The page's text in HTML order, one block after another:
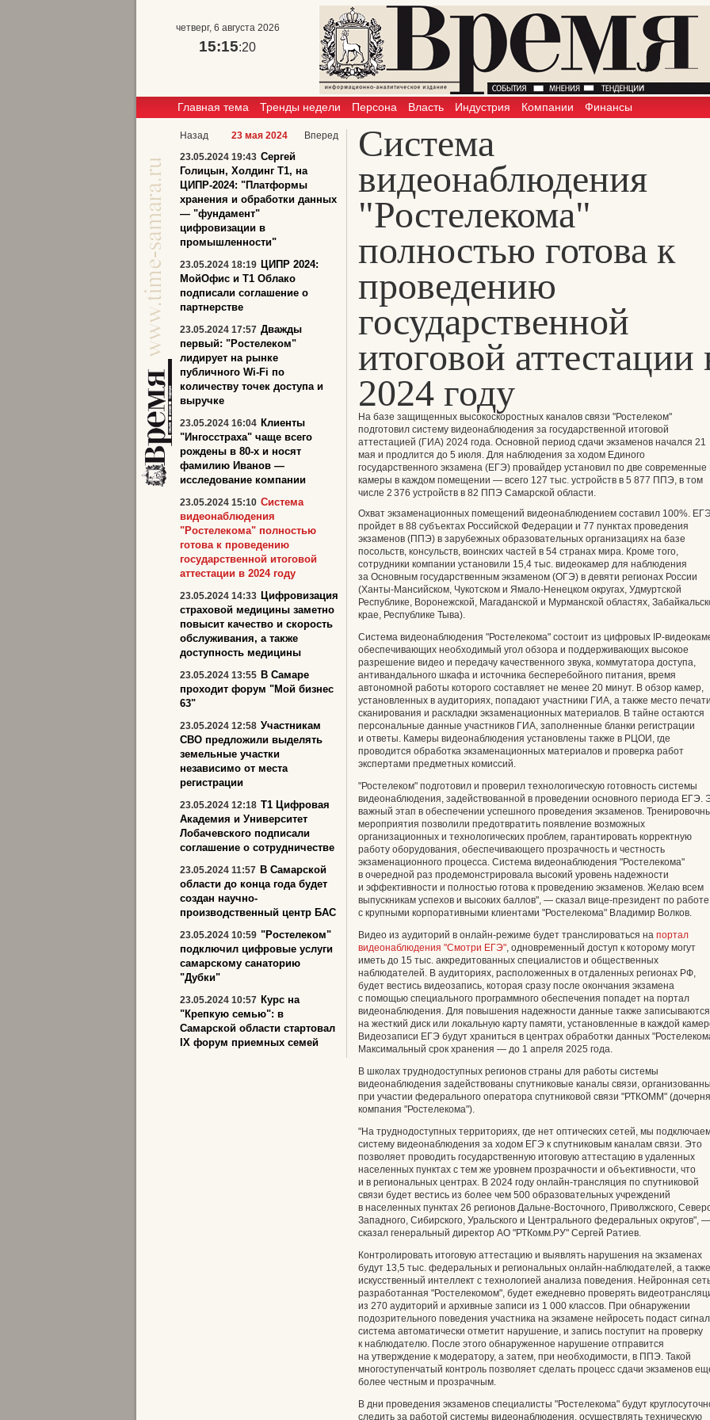
четверг, 6 августа 2026
15:15:21
Главная тема Тренды недели Персона Власть Индустрия Компании Финансы
Система
видеонаблюдения
"Ростелекома"
полностью готова к
проведению
государственной
итоговой аттестации
2024 году
На базе защищенных высокоскоростных каналов связи "Ростелеком"
подготовил систему видеонаблюдения за государственной итоговой
аттестацией (ГИА) 2024 года. Основной период сдачи экзаменов начался 21
мая и продлится до 5 июля. Для наблюдения за ходом Единого
государственного экзамена (ЕГЭ) провайдер установил по две современные
камеры в каждом помещении — всего 127 тыс. устройств в 5 877 ППЭ, в том
числе 2 376 устройств в 82 ППЭ Самарской области.
Охват экзаменационных помещений видеонаблюдением составил 100%.
пройдет в 88 субъектах Российской Федерации и 77 пунктах проведения
экзаменов (ППЭ) в зарубежных образовательных организациях на базе
посольств, консульств, воинских частей в 54 странах мира. Кроме того,
сотрудники компании установили 15,4 тыс. видеокамер для наблюдения
за Основным государственным экзаменом (ОГЭ) в девяти регионах России
(Ханты-Мансийском, Чукотском и Ямало-Ненецком округах, Удмуртской
Республике, Воронежской, Магаданской и Мурманской областях,
крае, Республике Тыва).
Система видеонаблюдения "Ростелекома" состоит из цифровых IP-
обеспечивающих необходимый угол обзора и поддерживающих высокое
разрешение видео и передачу качественного звука, коммутатора доступа,
антивандального шкафа и источника бесперебойного питания, время
автономной работы которого составляет не менее 20 минут. В обзор камер,
установленных в аудиториях, попадают участники ГИА, а также место
сканирования и раскладки экзаменационных материалов. В тайне остаются
персональные данные участников ГИА, заполненные бланки регистрации
и ответы. Камеры видеонаблюдения установлены также в РЦОИ, где
проводится обработка экзаменационных материалов и проверка работ
экспертами предметных комиссий.
"Ростелеком" подготовил и проверил технологическую готовность системы
видеонаблюдения, задействованной в проведении основного периода ЕГЭ.
важный этап в обеспечении успешного проведения экзаменов.
мероприятия позволили предотвратить появление возможных
организационных и технологических проблем, гарантировать корректную
работу оборудования, обеспечивающего прозрачность и честность
экзаменационного процесса. Система видеонаблюдения "Ростелекома"
в очередной раз продемонстрировала высокий уровень надежности
и эффективности и полностью готова к проведению экзаменов. Желаю всем
выпускникам успехов и высоких баллов", — сказал вице-президент по работе
с крупными корпоративными клиентами "Ростелекома" Владимир Волков.
Видео из аудиторий в онлайн-режиме будет транслироваться на портал
видеонаблюдения "Смотри ЕГЭ", одновременный доступ к которому могут
иметь до 15 тыс. аккредитованных специалистов и общественных
наблюдателей. В аудиториях, расположенных в отдаленных регионах РФ,
будет вестись видеозапись, которая сразу после окончания экзамена
с помощью специального программного обеспечения попадет на портал
видеонаблюдения. Для повышения надежности данные также записываются
на жесткий диск или локальную карту памяти, установленные в каждой
Видеозаписи ЕГЭ будут храниться в центрах обработки данных
Максимальный срок хранения — до 1 апреля 2025 года.
В школах труднодоступных регионов страны для работы системы
видеонаблюдения задействованы спутниковые каналы связи,
при участии федерального оператора спутниковой связи "РТКОММ"
компания "Ростелекома").
"На труднодоступных территориях, где нет оптических сетей, мы
систему видеонаблюдения за ходом ЕГЭ к спутниковым каналам связи. Это
позволяет проводить государственную итоговую аттестацию в удаленных
населенных пунктах с тем же уровнем прозрачности и объективности, что
и в региональных центрах. В 2024 году онлайн-трансляция по спутниковой
связи будет вестись из более чем 500 образовательных учреждений
в населенных пунктах 26 регионов Дальне-Восточного, Приволжского,
Западного, Сибирского, Уральского и Центрального федеральных округов", —
сказал генеральный директор АО "РТКомм.РУ" Сергей Ратиев.
Контролировать итоговую аттестацию и выявлять нарушения на экзаменах
будут 13,5 тыс. федеральных и региональных онлайн-наблюдателей, а также
искусственный интеллект с технологией анализа поведения. Нейронная
разработанная "Ростелекомом", будет ежедневно проверять
из 270 аудиторий и архивные записи из 1 000 классов. При обнаружении
подозрительного поведения участника на экзамене нейросеть подаст
система автоматически отметит нарушение, и запись поступит на проверку
к наблюдателю. После этого обнаруженное нарушение отправится
на утверждение к модератору, а затем, при необходимости, в ППЭ. Такой
многоступенчатый контроль позволяет сделать процесс сдачи экзаменов
более честным и прозрачным.
В дни проведения экзаменов специалисты "Ростелекома" будут
следить за работой системы видеонаблюдения, осуществлять техническую
Назад 23 мая 2024
Вперед
23.05.2024 19:43 Сергей
Голицын, Холдинг Т1, на
ЦИПР-2024: "Платформы
хранения и обработки данных
— "фундамент"
цифровизации в
промышленности"
23.05.2024 18:19 ЦИПР 2024:
МойОфис и T1 Облако
подписали соглашение о
партнерстве
23.05.2024 17:57 Дважды
первый: "Ростелеком"
лидирует на рынке
публичного Wi-Fi по
количеству точек доступа и
выручке
23.05.2024 16:04 Клиенты
"Ингосстраха" чаще всего
рождены в 80-х и носят
фамилию Иванов —
исследование компании
23.05.2024 15:10 Система
видеонаблюдения
"Ростелекома" полностью
готова к проведению
государственной итоговой
аттестации в 2024 году
23.05.2024 14:33 Цифровизация
страховой медицины заметно
повысит качество и скорость
обслуживания, а также
доступность медицины
23.05.2024 13:55 В Самаре
проходит форум "Мой бизнес
63"
23.05.2024 12:58 Участникам
СВО предложили выделять
земельные участки
независимо от места
регистрации
23.05.2024 12:18 Т1 Цифровая
Академия и Университет
Лобачевского подписали
соглашение о сотрудничестве
23.05.2024 11:57 В Самарской
области до конца года будет
создан научно-
производственный центр БАС
23.05.2024 10:59 "Ростелеком"
подключил цифровые услуги
самарскому санаторию
"Дубки"
23.05.2024 10:57 Курс на
"Крепкую семью": в
Самарской области стартовал
IX форум приемных семей